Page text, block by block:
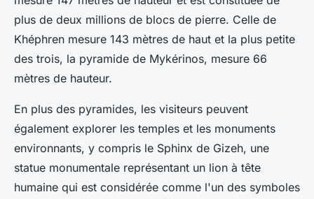
plus de deux millions de blocs de pierre. Celle de
Khéphren mesure 143 mètres de haut et la plus petite
des trois, la pyramide de Mykérinos, mesure 66
mètres de hauteur.
En plus des pyramides, les visiteurs peuvent
également explorer les temples et les monuments
environnants, y compris le Sphinx de Gizeh, une
statue monumentale représentant un lion à tête
humaine qui est considérée comme l'un des symboles